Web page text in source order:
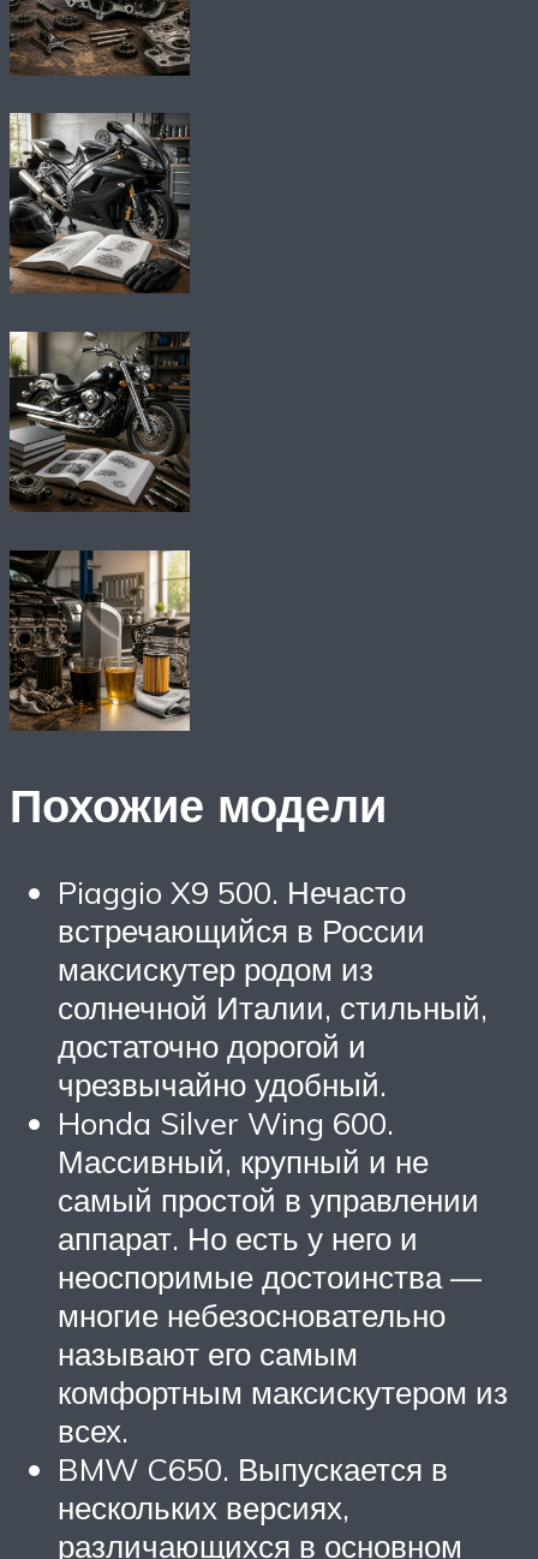
Похожие модели
Piaggio X9 500. Нечасто
встречающийся в России
максискутер родом из
солнечной Италии, стильный,
достаточно дорогой и
чрезвычайно удобный.
Honda Silver Wing 600.
Массивный, крупный и не
самый простой в управлении
аппарат. Но есть у него и
неоспоримые достоинства —
многие небезосновательно
называют его самым
комфортным максискутером из
всех.
BMW C650. Выпускается в
нескольких версиях,
различающихся в основном